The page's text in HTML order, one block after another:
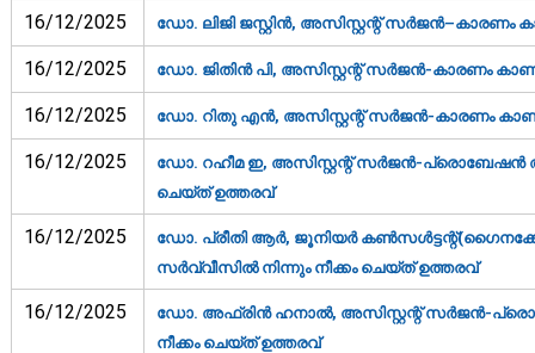
16/12/2025 ഡോ. ലിജി ജസ്റ്റിന്‍, അസിസ്റ്റന്റ് സര്‍ജന്‍–കാരണം
16/12/2025 ഡോ. ജിതിന്‍ പി, അസിസ്റ്റന്റ് സര്‍ജന്‍-കാരണം
16/12/2025 ഡോ. റിതു എന്‍, അസിസ്റ്റന്റ് സര്‍ജന്‍-കാരണം
16/12/2025
ഡോ. റഹീമ ഇ, അസിസ്റ്റന്റ് സര്‍ജന്‍-പ്രൊബേഷന്‍
ചെയ്ത് ഉത്തരവ്‌
16/12/2025
ഡോ. പ്രീതി ആര്‍, ജൂനിയര്‍
സര്‍വ്വീസില്‍ നിന്നും നീക്കം ചെയ്ത് ഉത്തരവ്‌
16/12/2025
ഡോ. അഫ്രിന്‍ ഹനാല്‍, അസിസ്റ്റന്റ് സര്‍ജന്‍-
നീക്കം ചെയ്ത് ഉത്തരവ്‌